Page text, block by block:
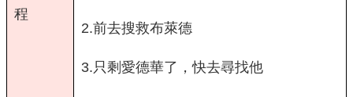
程
2.前去搜救布萊德
3.只剩愛德華了，快去尋找他